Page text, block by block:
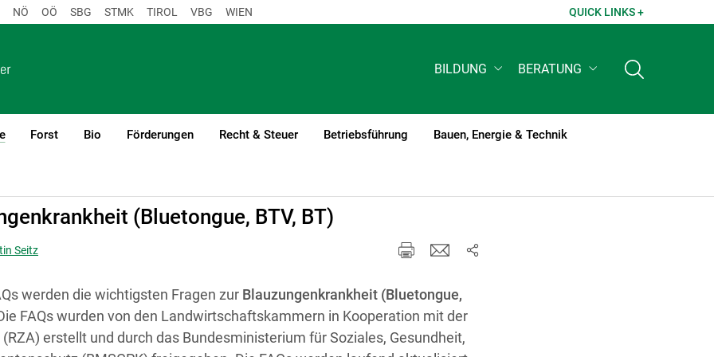
NÖ OÖ SBG STMK TIROL VBG WIEN QUICK LINKS +
BILDUNG BERATUNG
(current)1
Forst Bio Förderungen Recht & Steuer Betriebsführung Bauen, Energie & Technik
(Bluetongue, BTV, BT)
Seitz
werden die wichtigsten Fragen zur Blauzungenkrankheit (Bluetongue,
FAQs wurden von den Landwirtschaftskammern in Kooperation mit der
erstellt und durch das Bundesministerium für Soziales, Gesundheit,